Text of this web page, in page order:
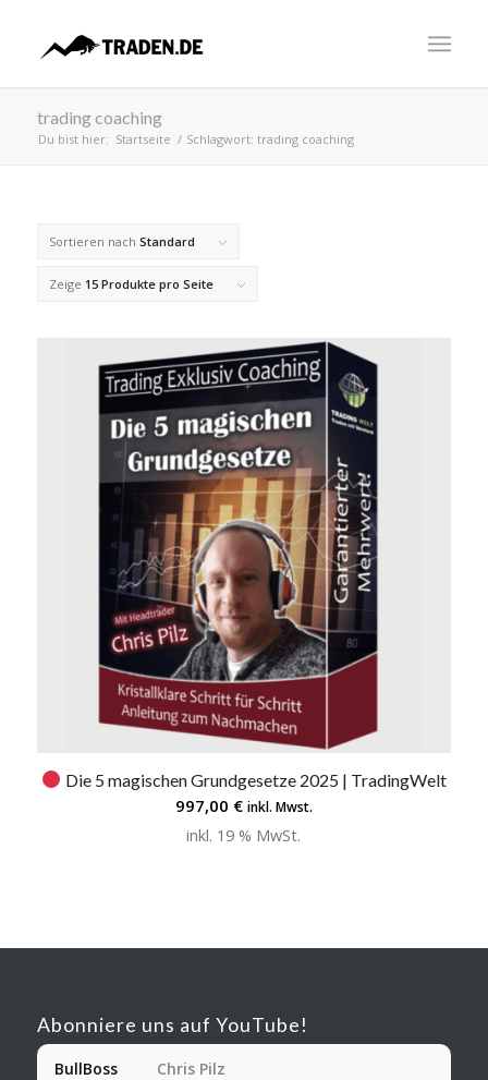
trading coaching
Du bist hier: Startseite / Schlagwort: trading coaching
Sortieren nach Standard
Zeige 15 Produkte pro Seite
5.00
Die 5 magischen Grundgesetze 2025 | TradingWelt
997,00 € inkl. Mwst.
inkl. 19 % MwSt.
Abonniere uns auf YouTube!
BullBoss Chris Pilz